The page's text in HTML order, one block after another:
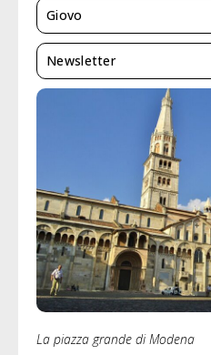
La piazza grande di Modena
Giovo
Newsletter